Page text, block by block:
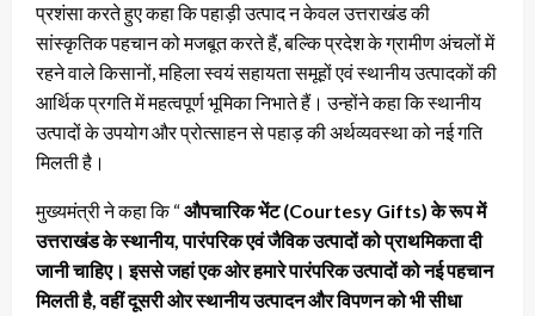
प्रशंसा करते हुए कहा कि पहाड़ी उत्पाद न केवल उत्तराखंड की
सांस्कृतिक पहचान को मजबूत करते हैं, बल्कि प्रदेश के ग्रामीण अंचलों में
रहने वाले किसानों, महिला स्वयं सहायता समूहों एवं स्थानीय उत्पादकों की
आर्थिक प्रगति में महत्वपूर्ण भूमिका निभाते हैं। उन्होंने कहा कि स्थानीय
उत्पादों के उपयोग और प्रोत्साहन से पहाड़ की अर्थव्यवस्था को नई गति
मिलती है।
मुख्यमंत्री ने कहा कि “औपचारिक भेंट (Courtesy Gifts) के रूप में
उत्तराखंड के स्थानीय, पारंपरिक एवं जैविक उत्पादों को प्राथमिकता दी
जानी चाहिए। इससे जहां एक ओर हमारे पारंपरिक उत्पादों को नई पहचान
मिलती है, वहीं दूसरी ओर स्थानीय उत्पादन और विपणन को भी सीधा